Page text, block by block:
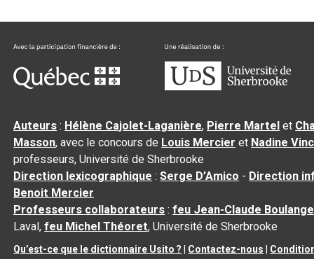
Auteurs : Hélène Cajolet-Laganière, Pierre Martel et
Masson, avec le concours de Louis Mercier et Nadine
professeurs, Université de Sherbrooke
Direction lexicographique :Serge D’Amico - Direction
Benoit Mercier
Professeurs collaborateurs :feu Jean-Claude
Laval,feu Michel Théoret, Université de Sherbrooke
Qu’est-ce que le dictionnaire Usito ? Contactez-nous